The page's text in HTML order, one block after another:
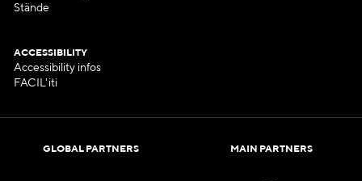
Stände
ACCESSIBILITY
Accessibility infos
FACIL'iti
GLOBAL PARTNERS MAIN PARTNERS